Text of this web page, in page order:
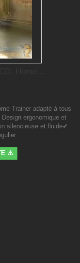
Trainer adapté à tous
ergonomique et
silencieuse et fluide✔
⚠️